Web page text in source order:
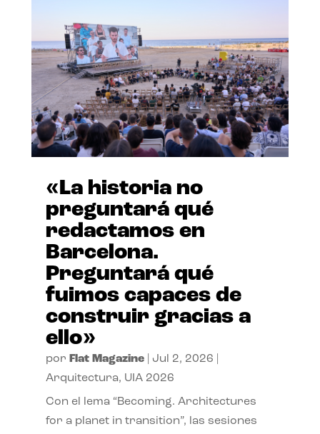
«La historia no
preguntará qué
redactamos en
Barcelona.
Preguntará qué
fuimos capaces de
construir gracias a
ello»
por Flat Magazine| Jul 2, 2026
Arquitectura, UIA 2026
Con el lema “Becoming. Architectures
for a planet in transition”, las sesiones